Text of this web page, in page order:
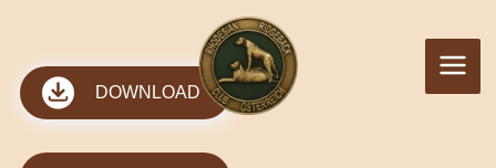
springen
DOWNLOAD